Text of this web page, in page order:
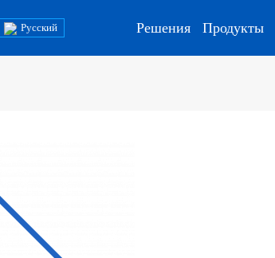
Русский Решения Продукты